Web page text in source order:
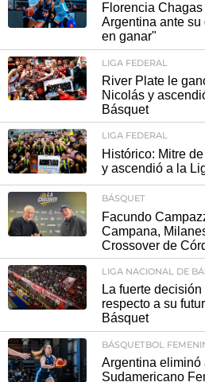
Florencia
Argentina ante su
en ganar"
LIGA FEDERAL
River Plate le
Nicolás y
Básquet
LIGA FEDERAL
Histórico: Mitre
y ascendió a la
BÁSQUET
Facundo
Campana,
Crossover de
LIGA NACIONAL DE
La fuerte
respecto a su
Básquet
BÁSQUETBOL
Argentina eliminó
Sudamericano